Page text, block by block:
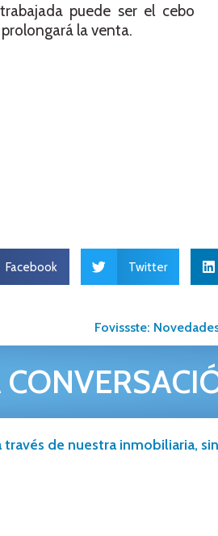
puede ser el cebo
la venta.
Facebook Twitter
Fovissste:
de nuestra inmobiliaria,